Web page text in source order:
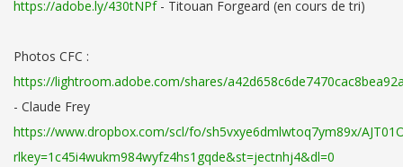
https://adobe.ly/430tNPf- Titouan Forgeard (en cours de tri)
Photos CFC :
https://lightroom.adobe.com/shares/
- Claude Frey
https://www.dropbox.com/scl/fo/sh5vxye6dmlwtoq7ym89x/
rlkey=1c45i4wukm984wyfz4hs1gqde&st=jectnhj4&dl=0